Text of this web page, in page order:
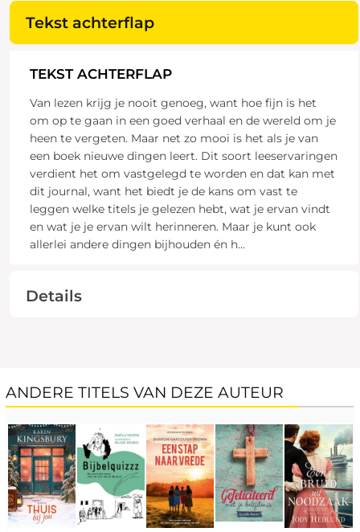
Tekst achterflap
TEKST ACHTERFLAP
Van lezen krijg je nooit genoeg, want hoe fijn is het
om op te gaan in een goed verhaal en de wereld om je
heen te vergeten. Maar net zo mooi is het als je van
een boek nieuwe dingen leert. Dit soort leeservaringen
verdient het om vastgelegd te worden en dat kan met
dit journal, want het biedt je de kans om vast te
leggen welke titels je gelezen hebt, wat je ervan vindt
en wat je je ervan wilt herinneren. Maar je kunt ook
allerlei andere dingen bijhouden én h...
Details
ANDERE TITELS VAN DEZE AUTEUR